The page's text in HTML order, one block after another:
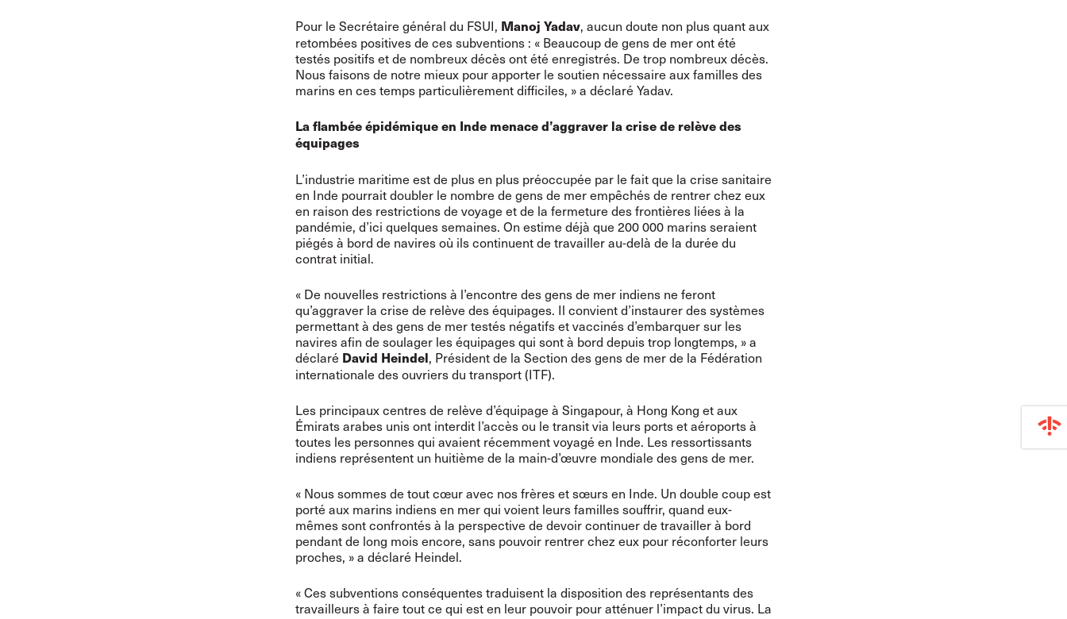
Pour le Secrétaire général du FSUI, Manoj Yadav, aucun doute non plus quant aux
retombées positives de ces subventions : « Beaucoup de gens de mer ont été
testés positifs et de nombreux décès ont été enregistrés. De trop nombreux décès.
Nous faisons de notre mieux pour apporter le soutien nécessaire aux familles des
marins en ces temps particulièrement difficiles, » a déclaré Yadav.
La flambée épidémique en Inde menace d’aggraver la crise de relève des
équipages
L’industrie maritime est de plus en plus préoccupée par le fait que la crise sanitaire
en Inde pourrait doubler le nombre de gens de mer empêchés de rentrer chez eux
en raison des restrictions de voyage et de la fermeture des frontières liées à la
pandémie, d’ici quelques semaines. On estime déjà que 200 000 marins seraient
piégés à bord de navires où ils continuent de travailler au-delà de la durée du
contrat initial.
« De nouvelles restrictions à l’encontre des gens de mer indiens ne feront
qu’aggraver la crise de relève des équipages. Il convient d’instaurer des systèmes
permettant à des gens de mer testés négatifs et vaccinés d’embarquer sur les
navires afin de soulager les équipages qui sont à bord depuis trop longtemps, » a
déclaré David Heindel, Président de la Section des gens de mer de la Fédération
internationale des ouvriers du transport (ITF).
Les principaux centres de relève d’équipage à Singapour, à Hong Kong et aux
Émirats arabes unis ont interdit l’accès ou le transit via leurs ports et aéroports à
toutes les personnes qui avaient récemment voyagé en Inde. Les ressortissants
indiens représentent un huitième de la main-d’œuvre mondiale des gens de mer.
« Nous sommes de tout cœur avec nos frères et sœurs en Inde. Un double coup est
porté aux marins indiens en mer qui voient leurs familles souffrir, quand eux-
mêmes sont confrontés à la perspective de devoir continuer de travailler à bord
pendant de long mois encore, sans pouvoir rentrer chez eux pour réconforter leurs
proches, » a déclaré Heindel.
« Ces subventions conséquentes traduisent la disposition des représentants des
travailleurs à faire tout ce qui est en leur pouvoir pour atténuer l’impact du virus. La